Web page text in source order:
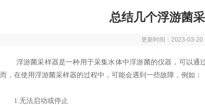
总结几个浮游菌
更新时间：2023-03-
浮游菌采样器是一种用于采集水体中浮游菌的仪器，可以通
而，在使用浮游菌采样器的过程中，可能会遇到一些故障，例如：
1.无法启动或停止